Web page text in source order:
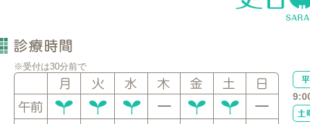
※受付は30分前で